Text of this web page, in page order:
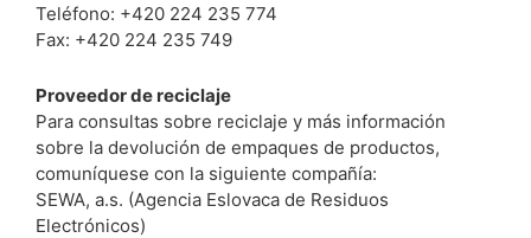
Teléfono: +420 224 235 774
Fax: +420 224 235 749
Proveedor de reciclaje
Para consultas sobre reciclaje y más información
sobre la devolución de empaques de productos,
comuníquese con la siguiente compañía:
SEWA, a.s. (Agencia Eslovaca de Residuos
Electrónicos)